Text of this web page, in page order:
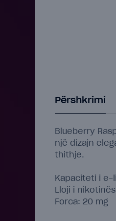
Përshkrimi
Blueberry
një dizajn
thithje.
Kapaciteti i e-
Lloji i
Forca: 20 mg